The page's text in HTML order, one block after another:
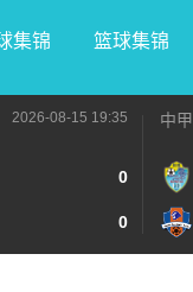
集锦 篮球集锦
2026-08-15 19:35
0
0
中甲